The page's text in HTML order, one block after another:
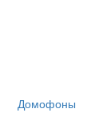
Домофоны